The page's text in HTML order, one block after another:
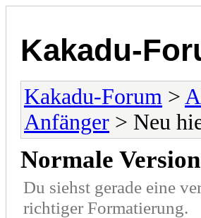
Kakadu-
Kakadu-Forum >
Anfänger > Neu
Normale
Du siehst gerade eine
richtiger Formatierung.